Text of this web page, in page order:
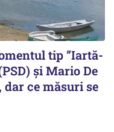
tip ”Iartă-
și Mario De
dar ce măsuri se